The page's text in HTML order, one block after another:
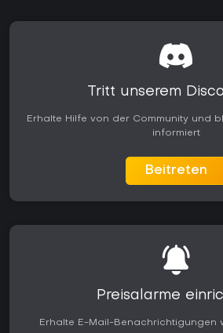
Tritt unserem
Erhalte Hilfe von der Community und
informiert
Beitreten
Preisalarme
Erhalte E-Mail-Benachrichtigungen